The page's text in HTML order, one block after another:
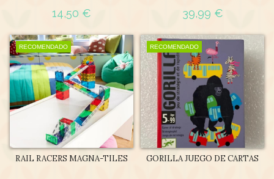
14,50 € 39,99 €
RECOMENDADO
RAIL RACERS MAGNA-TILES
RECOMENDADO
GORILLA JUEGO DE CARTAS